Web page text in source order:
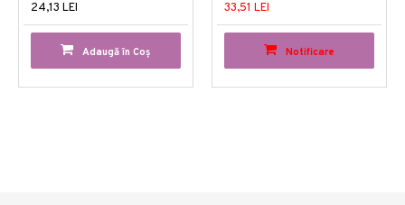
24,13 LEI
Adaugă în Coş
33,51 LEI
Notificare